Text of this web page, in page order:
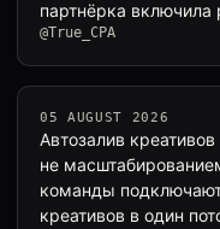
партнёрка
@True_CPA
05 AUGUST 2026
Автозалив
не
команды
креативов в один